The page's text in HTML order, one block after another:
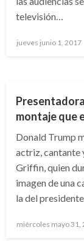
televisión…
Publicado
jueves junio 1, 2017
montaje que
Donald Trump
actriz, cantante
Griffin, quien
imagen de una
la del
Publicado
miércoles mayo 31,